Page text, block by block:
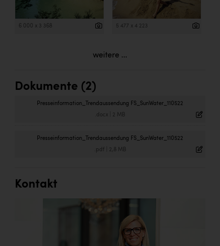
6 000 x 3 368 5 477 x 4 223
weitere ...
Dokumente (2)
Presseinformation_Trendaussendung FS_SunWater_110522
.docx 2 MB
Presseinformation_Trendaussendung FS_SunWater_110522
.pdf 2,8 MB
Kontakt